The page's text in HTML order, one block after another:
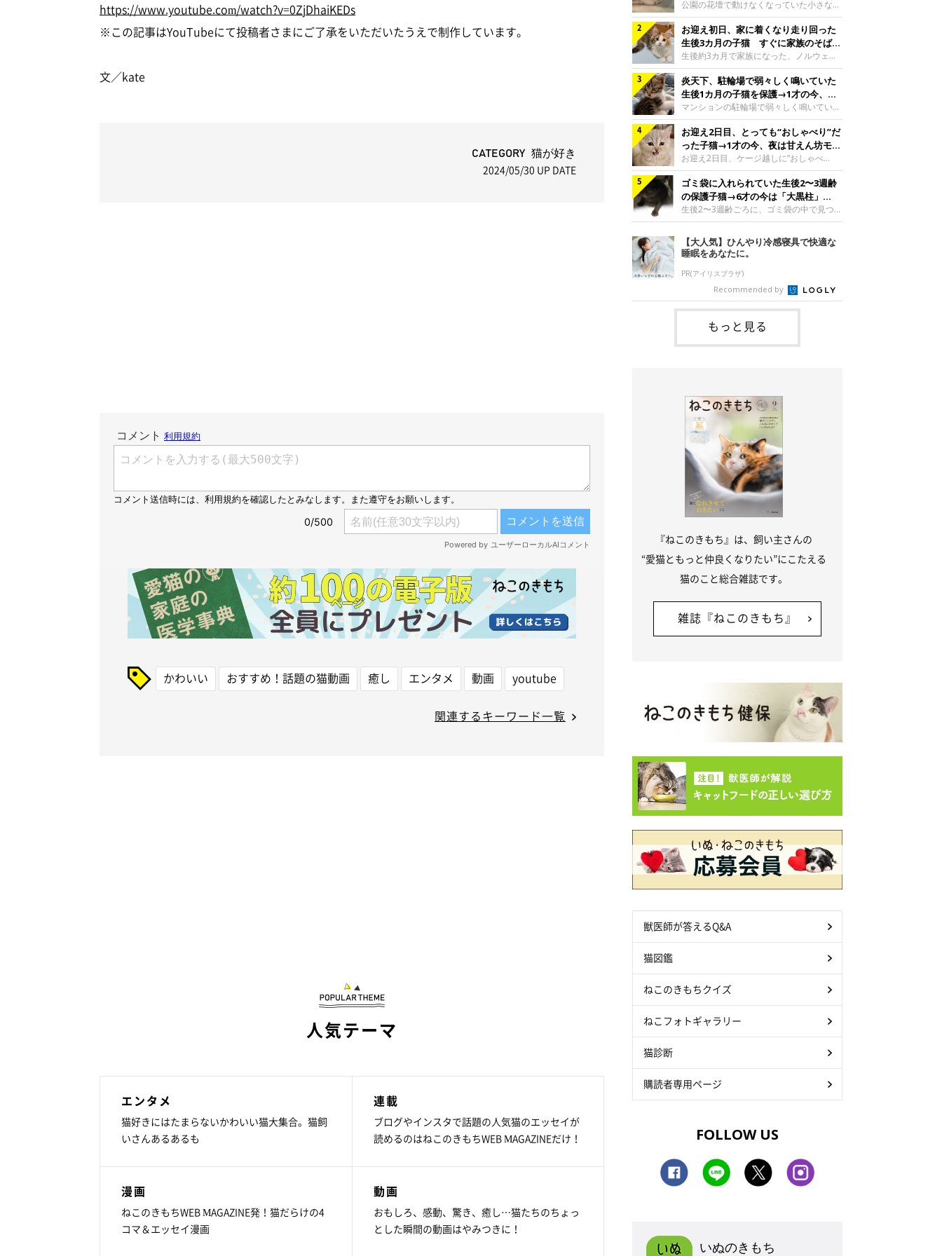
https://www.youtube.com/watch?v=0ZjDhaiKEDs
※この記事はYouTubeにて投稿者さまにご了承をいただいたうえで制作しています。
文／kate
CATEGORY 猫が好き
2024/05/30 UP DATE
かわいい おすすめ！話題の猫動画 癒し エンタメ 動画 youtube
関連するキーワード一覧
人気テーマ
エンタメ
猫好きにはたまらないかわいい猫大集合。猫飼
いさんあるあるも
連載
ブログやインスタで話題の人気猫のエッセイが
読めるのはねこのきもちWEB MAGAZINEだけ！
漫画
ねこのきもちWEB MAGAZINE発！猫だらけの4
コマ＆エッセイ漫画
動画
おもしろ、感動、驚き、癒し…猫たちのちょっ
とした瞬間の動画はやみつきに！
と“姉妹”のような関係に
公園の花壇で動けなくなっていた小さな子
猫。家族に迎えられてから6年、先住猫と
の間には深い絆が育まれていました。保護
当時のティダちゃん。
@muumuu62197189紹介するのは、
X（旧Twitter）ユーザー
@muumuu62197189さんの愛猫・ティダ
ちゃん（取材時6才）の成長記録です。こ
ちらは、生後3カ月ごろのティダちゃん。
飼い主さんが出会ったのは、夜から大雨に
なると予報されていた日の夕方でした。花
壇で動けずにいた子猫保護したばかりのテ
ィダちゃん。@muumuu62197189飼い主
さんは、公園の
お迎え初日、家に着くなり走り回った
生後3カ月の子猫 すぐに家族のそばで
落ち着く姿に「迎えてよかった」
生後約3カ月で家族になった、ノルウェー
ジャンフォレストキャットの子猫。お迎え
翌日には、すでに家でくつろぐ様子を見せ
ていました。お迎え翌日、ベッドでうとう
とするむうちゃんお迎え翌日のむうちゃ
ん。@umimugi0304紹介するのは、
Instagramユーザー@umimugi0304さんの
愛猫・むうちゃん（撮影時、生後約3カ月
／ノルウェージャンフォレストキャッ
ト）。こちらは、お迎え翌日に撮影された
一枚。ゴハンをお腹いっぱい食べたむうち
ゃんは眠くなり、飼い主さん夫婦のベッド
でうとうとし始めたのだとか。飼い主さ
炎天下、駐輪場で弱々しく鳴いていた
生後1カ月の子猫を保護→1才の今、筋
肉質でツンデレなコに成長
マンションの駐輪場で弱々しく鳴いてい
た、生後1カ月ほどの子猫。家族に迎えら
れてから1年、体も行動も大きく成長しま
した。炎天下の駐輪場で鳴いていた小さな
子猫保護当時のモモちゃん。@Kingponzu
紹介するのは、X（旧Twitter）ユーザー
@Kingponzuさんの愛猫・モモちゃん（取
材時1才）の成長記録です。こちらは、モ
モちゃんが生後1カ月ごろに撮影された一
枚。飼い主さんの自宅マンションの駐輪場
です。子猫時代のモモちゃん。
@Kingponzuその日は気温が35℃を
お迎え2日目、とっても“おしゃべり”だ
った子猫→1才の今、夜は甘えん坊モー
ドになるコに成長！
お迎え2日目、ケージ越しに“おしゃべ
り”する姿を見せていた子猫。1才になった
今も見せる愛らしい姿にキュンとします。
お迎え2日目、ケージ越しに何かを伝える
ももちゃん“おしゃべり”なももちゃん。
@poocoonyan紹介するのは、Instagram
ユーザー@poocoonyanさんの愛猫・もも
ちゃん（取材時1才／マンチカン）です。
こちらの動画は、ももちゃんが生後2カ月
を過ぎたころ、お迎え2日目に撮影された
もの。新しい環境にゆっくり慣れてもらう
ため、当時はケージの中で過ごしていまし
た。鳴いてアピールするももち
ゴミ袋に入れられていた生後2〜3週齢
の保護子猫→6才の今は「大黒柱」
に！ 美しい黒猫に成長した姿にグッ
とくる
生後2〜3週齢ごろに、ゴミ袋の中で見つか
った小さな命。ミルクから育てられたその
子猫は今、家族に欠かせない存在へと成長
しました。ゴミ袋の中で見つかった、ミニ
モグラのような子猫よちよち歩きをしてい
たころの、生後2〜3週齢ごろのドンちゃ
ん。@doddou_1今回紹介するのは、
X（旧Twitter）ユーザー@doddou_1さん
の愛猫・ドンちゃん（取材時、推定6才／
本名：ドミトリー・ドンスコイ）。ドンち
ゃんは、保護猫でした。ドンちゃんが見つ
かったのは、飼い主さんの姉の勤め先の敷
【大人気】ひんやり冷感寝具で快適な
睡眠をあなたに。
PR(アイリスプラザ)
Recommended by
もっと見る
『ねこのきもち』は、飼い主さんの
“愛猫ともっと仲良くなりたい”にこたえる
猫のこと総合雑誌です。
雑誌『ねこのきもち』
獣医師が答えるQ&A
猫図鑑
ねこのきもちクイズ
ねこフォトギャラリー
猫診断
購読者専用ページ
FOLLOW US
いぬのきもち